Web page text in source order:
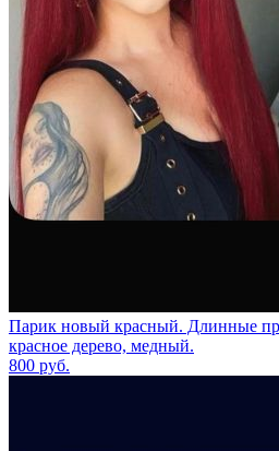
Парик новый красный. Длинные
красное дерево, медный.
800 руб.